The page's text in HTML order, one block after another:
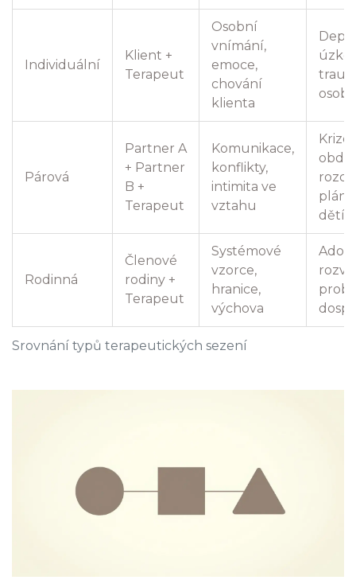
Srovnání typů terapeutických sezení
Individuální
Klient +
Terapeut
Osobní
vnímání,
emoce,
chování
klienta
Párová
Partner A
+ Partner
B +
Terapeut
Komunikace,
konflikty,
intimita ve
vztahu
dětí
Rodinná
Členové
rodiny +
Terapeut
Systémové
vzorce,
hranice,
výchova